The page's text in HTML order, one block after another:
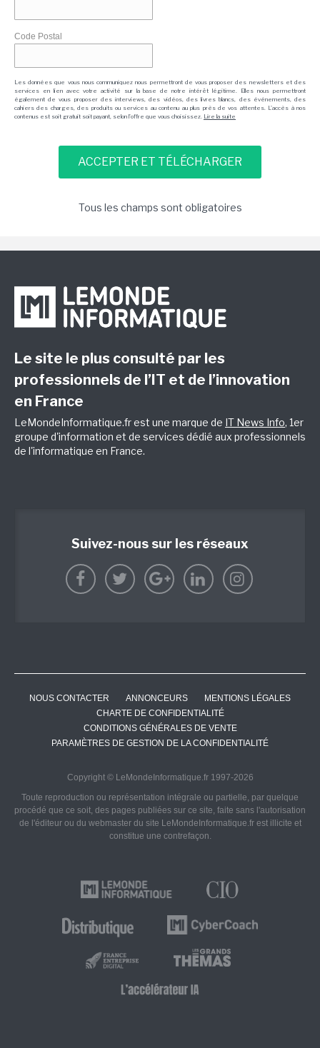
Code Postal
Les données que vous nous communiquez nous permettront de vous proposer des newsletters et des
services en lien avec votre activité sur la base de notre intérêt légitime. Elles nous permettront
également de vous proposer des interviews, des vidéos, des livres blancs, des événements, des
cahiers des charges, des produits ou services au contenu au plus près de vos attentes. L'accès à nos
contenus est soit gratuit soit payant, selon l'offre que vous choisissez. Lire la suite
Tous les champs sont obligatoires
Le site le plus consulté par les
professionnels de l’IT et de l’innovation
en France
LeMondeInformatique.fr est une marque de IT News Info, 1er
groupe d'information et de services dédié aux professionnels
de l'informatique en France.
Suivez-nous sur les réseaux
NOUS CONTACTER ANNONCEURS
MENTIONS LÉGALES
CHARTE DE CONFIDENTIALITÉ
CONDITIONS GÉNÉRALES DE VENTE
PARAMÈTRES DE GESTION DE LA CONFIDENTIALITÉ
Copyright © LeMondeInformatique.fr 1997-2026
Toute reproduction ou représentation intégrale ou partielle, par quelque
procédé que ce soit, des pages publiées sur ce site, faite sans l'autorisation
de l'éditeur ou du webmaster du site LeMondeInformatique.fr est illicite et
constitue une contrefaçon.